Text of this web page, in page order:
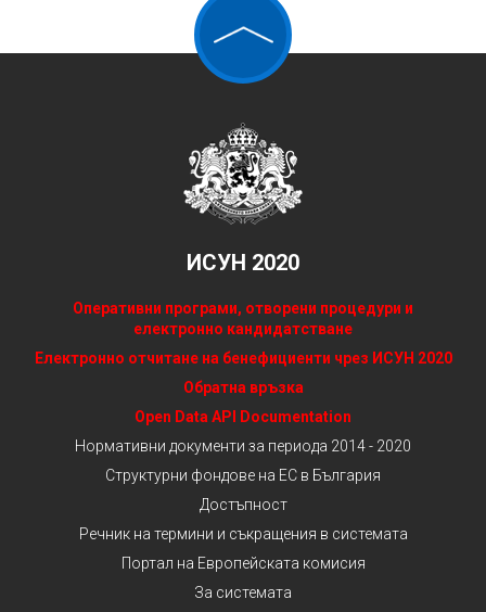
ИСУН 2020
Оперативни програми, отворени процедури и
електронно кандидатстване
Електронно отчитане на бенефициенти чрез ИСУН 2020
Обратна връзка
Open Data API Documentation
Нормативни документи за периода 2014 - 2020
Структурни фондове на ЕС в България
Достъпност
Речник на термини и съкращения в системата
Портал на Европейската комисия
За системата